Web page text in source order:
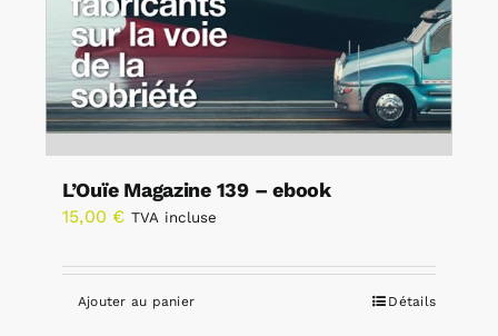
L’Ouïe Magazine 139 – ebook
15,00 € TVA incluse
Ajouter au panier Détails